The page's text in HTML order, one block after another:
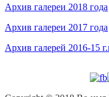
Архив галереи 2018 года
Архив галереи 2017 года
Архив галерей 2016-15